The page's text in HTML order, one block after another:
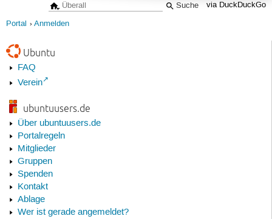
via DuckDuckGo
Portal Anmelden
Ubuntu
FAQ
Verein
ubuntuusers.de
Über ubuntuusers.de
Portalregeln
Mitglieder
Gruppen
Spenden
Kontakt
Ablage
Wer ist gerade angemeldet?